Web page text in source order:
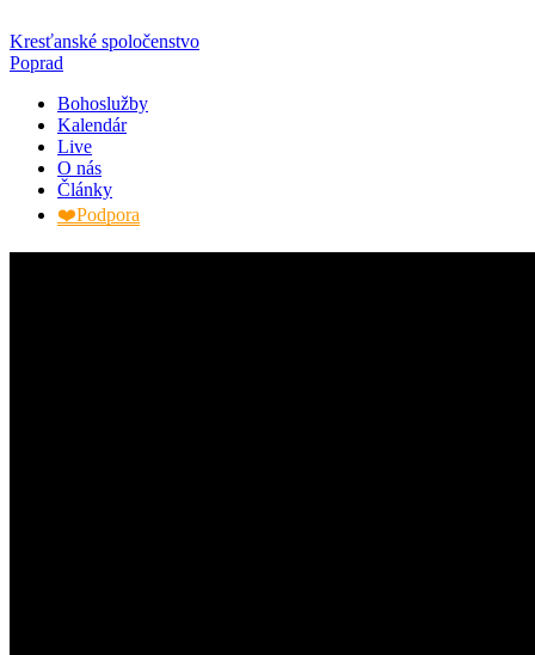
Kresťanské spoločenstvo
Poprad
Bohoslužby
Kalendár
Live
O nás
Články
❤️Podpora